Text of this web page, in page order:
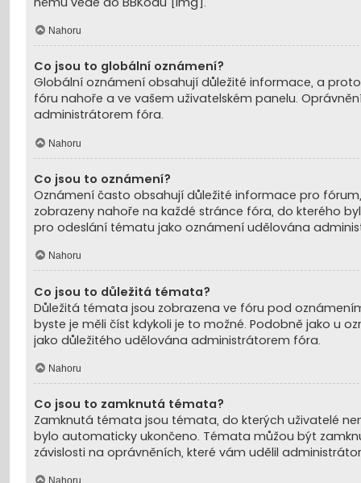
Nahoru
Co jsou to globální oznámení?
Globální oznámení obsahují důležité informace, a
fóru nahoře a ve vašem uživatelském panelu.
administrátorem fóra.
Nahoru
Co jsou to oznámení?
Oznámení často obsahují důležité informace pro
zobrazeny nahoře na každé stránce fóra, do kterého
pro odeslání tématu jako oznámení udělována
Nahoru
Co jsou to důležitá témata?
Důležitá témata jsou zobrazena ve fóru pod
byste je měli číst kdykoli je to možné. Podobně jako u
jako důležitého udělována administrátorem fóra.
Nahoru
Co jsou to zamknutá témata?
Zamknutá témata jsou témata, do kterých uživatelé
bylo automaticky ukončeno. Témata můžou být
závislosti na oprávněních, které vám udělil